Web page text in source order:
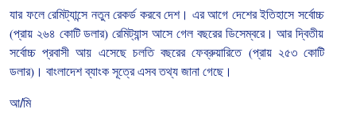
যার ফলে রেমিট্যান্সে নতুন রেকর্ড করবে দেশ। এর আগে দেশের ইতিহাসে সর্বোচ্চ
(প্রায় ২৬৪ কোটি ডলার)রেমিট্যান্স আসে গেল বছরের ডিসেম্বরে। আর দ্বিতীয়
সর্বোচ্চ প্রবাসী আয় এসেছে চলতি বছরের ফেব্রুয়ারিতে(প্রায় ২৫৩ কোটি
ডলার) । বাংলাদেশ ব্যাংক সূত্রে এসব তথ্য জানা গেছে।
আ/মি